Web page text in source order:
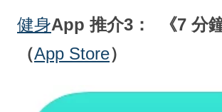
健身App 推介3： 《7 分鐘
（App Store）